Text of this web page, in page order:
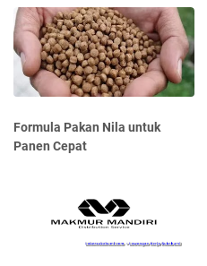
Formula Pakan Nila untuk
Panen Cepat